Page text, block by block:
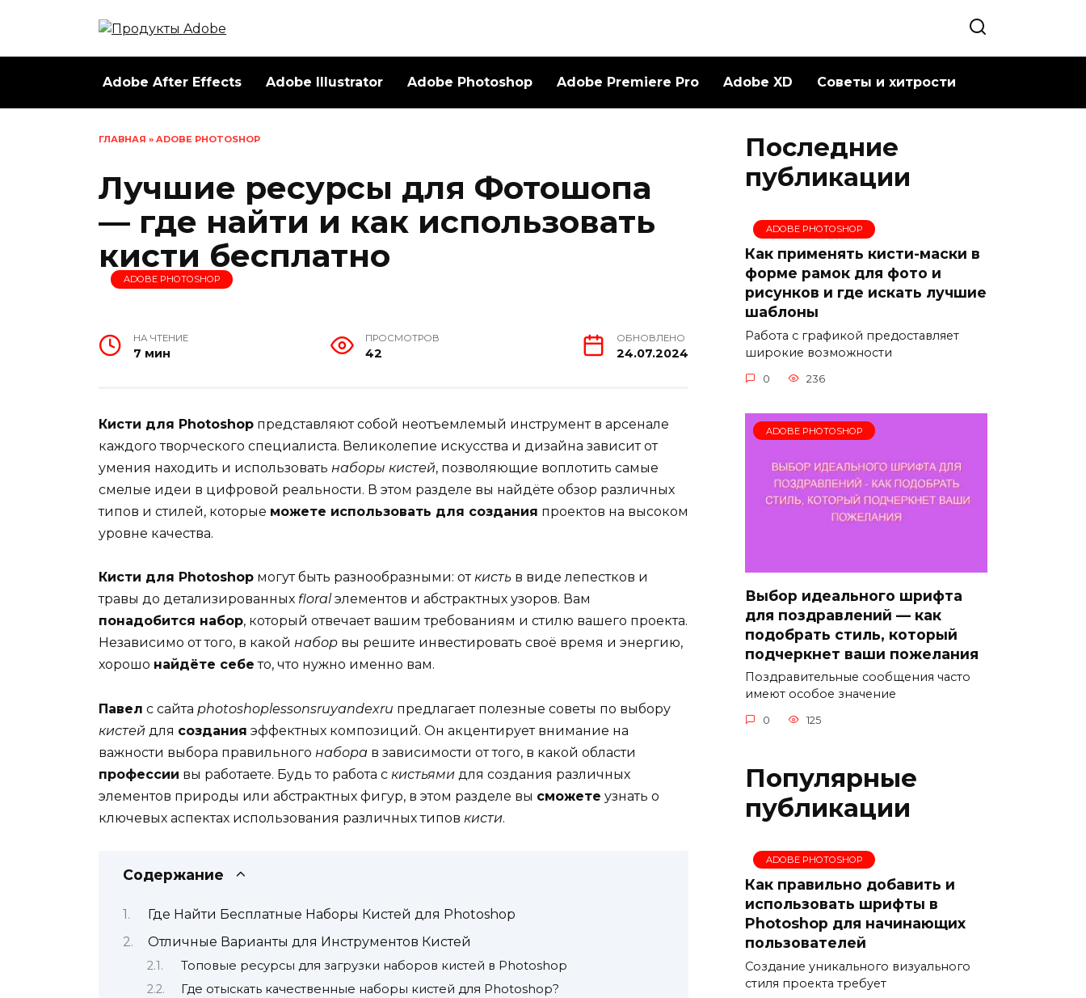
Adobe After Effects Adobe Illustrator Adobe Photoshop Adobe Premiere Pro Adobe XD Советы и хитрости
ГЛАВНАЯ » ADOBE PHOTOSHOP
Лучшие ресурсы для Фотошопа
— где найти и как использовать
кисти бесплатно
ADOBE PHOTOSHOP
НА ЧТЕНИЕ
7 мин
ПРОСМОТРОВ
42
ОБНОВЛЕНО
24.07.2024
Кисти для Photoshop представляют собой неотъемлемый инструмент в арсенале
каждого творческого специалиста. Великолепие искусства и дизайна зависит от
умения находить и использовать наборы кистей, позволяющие воплотить самые
смелые идеи в цифровой реальности. В этом разделе вы найдёте обзор различных
типов и стилей, которые можете использовать для создания проектов на высоком
уровне качества.
Кисти для Photoshop могут быть разнообразными: откисть в виде лепестков и
травы до детализированных floral элементов и абстрактных узоров. Вам
понадобится набор, который отвечает вашим требованиям и стилю вашего проекта.
Независимо от того, в какой набор вы решите инвестировать своё время и энергию,
хорошо найдёте себе то, что нужно именно вам.
Павел с сайта photoshoplessonsruyandexru предлагает полезные советы по выбору
кистей для создания эффектных композиций. Он акцентирует внимание на
важности выбора правильного набора в зависимости от того, в какой области
профессии вы работаете. Будь то работа с кистьями для создания различных
элементов природы или абстрактных фигур, в этом разделе вы сможете узнать о
ключевых аспектах использования различных типов кисти.
Содержание
Где Найти Бесплатные Наборы Кистей для Photoshop
Отличные Варианты для Инструментов Кистей
Топовые ресурсы для загрузки наборов кистей в Photoshop
Где отыскать качественные наборы кистей для Photoshop?
Последние
публикации
ADOBE PHOTOSHOP
Как применять кисти-маски в
форме рамок для фото и
рисунков и где искать лучшие
шаблоны
Работа с графикой предоставляет
широкие возможности
0 236
ADOBE PHOTOSHOP
Выбор идеального шрифта
для поздравлений — как
подобрать стиль, который
подчеркнет ваши пожелания
Поздравительные сообщения часто
имеют особое значение
0 125
Популярные
публикации
ADOBE PHOTOSHOP
Как правильно добавить и
использовать шрифты в
Photoshop для начинающих
пользователей
Создание уникального визуального
стиля проекта требует